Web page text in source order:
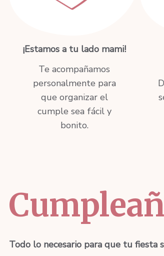
¡Estamos a tu lado mami!
Te acompañamos
personalmente para
que organizar el
cumple sea fácil y
bonito.
Todo lo necesario para que tu fiesta